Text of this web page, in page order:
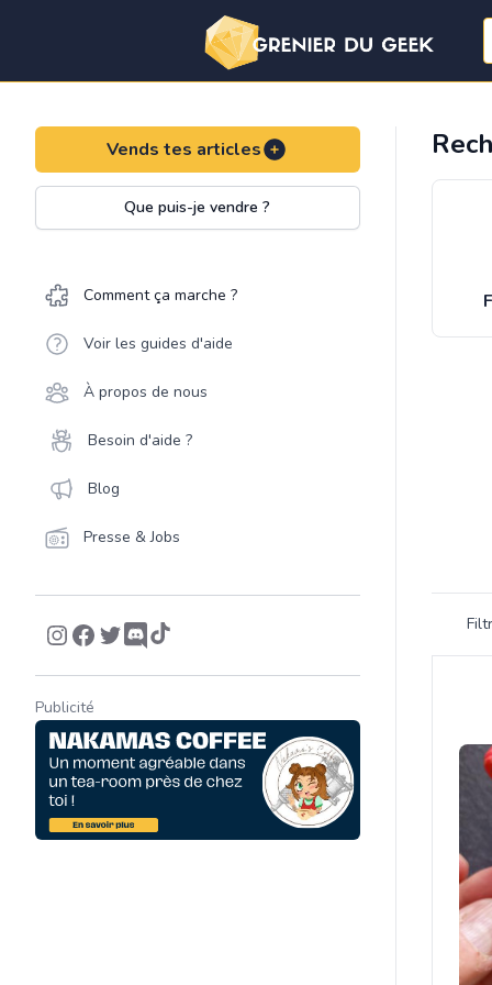
Vends tes articles
Que puis-je vendre ?
Comment ça marche ?
Voir les guides d'aide
À propos de nous
Besoin d'aide ?
Blog
Presse & Jobs
Publicité